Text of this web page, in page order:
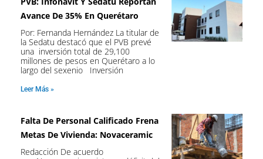
Avance De 35% En Querétaro
Por: Fernanda Hernández La titular de
la Sedatu destacó que el PVB prevé
una inversión total de 29,100
millones de pesos en Querétaro a lo
largo del sexenio Inversión
Leer Más »
Falta De Personal Calificado Frena
Metas De Vivienda: Novaceramic
Redacción De acuerdo